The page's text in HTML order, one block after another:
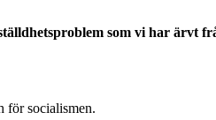
som vi har ärvt
för socialismen.